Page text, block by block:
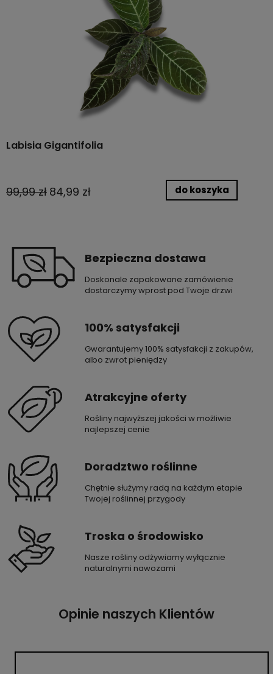
Labisia Gigantifolia
99,99 zł 84,99 zł do koszyka
Bezpieczna dostawa
Doskonale zapakowane zamówienie
dostarczymy wprost pod Twoje drzwi
100% satysfakcji
Gwarantujemy 100% satysfakcji z zakupów,
albo zwrot pieniędzy
Atrakcyjne oferty
Rośliny najwyższej jakości w możliwie
najlepszej cenie
Doradztwo roślinne
Chętnie służymy radą na każdym etapie
Twojej roślinnej przygody
Troska o środowisko
Nasze rośliny odżywiamy wyłącznie
naturalnymi nawozami
Opinie naszych Klientów